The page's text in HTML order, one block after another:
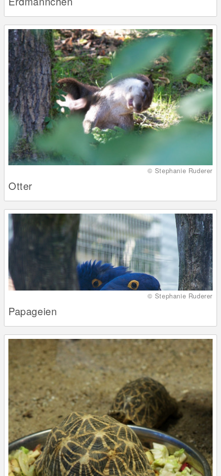
© Stephanie Ruderer
Otter
© Stephanie Ruderer
Papageien